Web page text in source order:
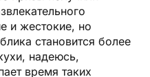
и жестокие, но
становится более
надеюсь,
время таких